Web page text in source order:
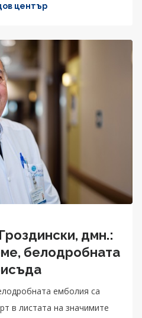
център
дмн.:
белодробната
емболия са
в листата на значимите